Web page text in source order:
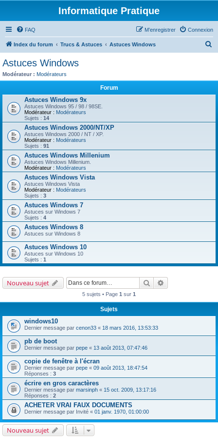
Informatique Pratique
FAQ Connexion
M’enregistrer
Index du forum Trucs & Astuces Astuces Windows
r
Astuces Windows
Modérateur : Modérateurs
Forum
Astuces Windows 9x
Astuces Windows 95 / 98 / 98SE.
Modérateur : Modérateurs
Sujets : 14
Astuces Windows 2000/NT/XP
Astuces Windows 2000 / NT / XP.
Modérateur : Modérateurs
Sujets : 91
Astuces Windows Millenium
Astuces Windows Millenium.
Modérateur : Modérateurs
Astuces Windows Vista
Astuces Windows Vista
Modérateur : Modérateurs
Sujets : 3
Astuces Windows 7
Astuces sur Windows 7
Sujets : 4
Astuces Windows 8
Astuces sur Windows 8
Astuces Windows 10
Astuces sur Windows 10
Sujets : 1
Nouveau sujet Rechercher
5 sujets • Page 1 sur 1
Sujets
windows10
Dernier message par cenon33 « 18 mars 2016, 13:53:33
pb de boot
Dernier message par pepe « 13 août 2013, 07:47:46
copie de fenêtre à l'écran
Dernier message par pepe « 09 août 2013, 18:47:54
Réponses : 3
écrire en gros caractères
Dernier message par marsinph « 15 oct. 2009, 13:17:16
Réponses : 2
ACHETER VRAI FAUX DOCUMENTS
Dernier message par Invité « 01 janv. 1970, 01:00:00
Nouveau sujet